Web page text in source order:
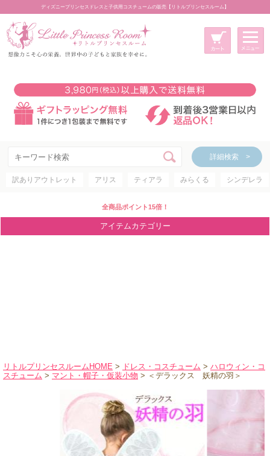
ディズニープリンセスドレスと子供用コスチュームの販売【リトルプリンセスルーム】
詳細検索 >
訳ありアウトレット アリス ティアラ みらくる シンデレラ
全商品ポイント15倍！
アイテムカテゴリー
リトルプリンセスルームHOME > ドレス・コスチューム > ハロウィン・コ
スチューム > マント・帽子・仮装小物 > ＜デラックス 妖精の羽＞
新規会員登録
マイページ
カート
詳細検索 >
アイテムカテゴリー
ディズニープリンセス
ディズニキャラクター
アウトレット
ショッピングインフォメーション
会社概要
お支払・送料